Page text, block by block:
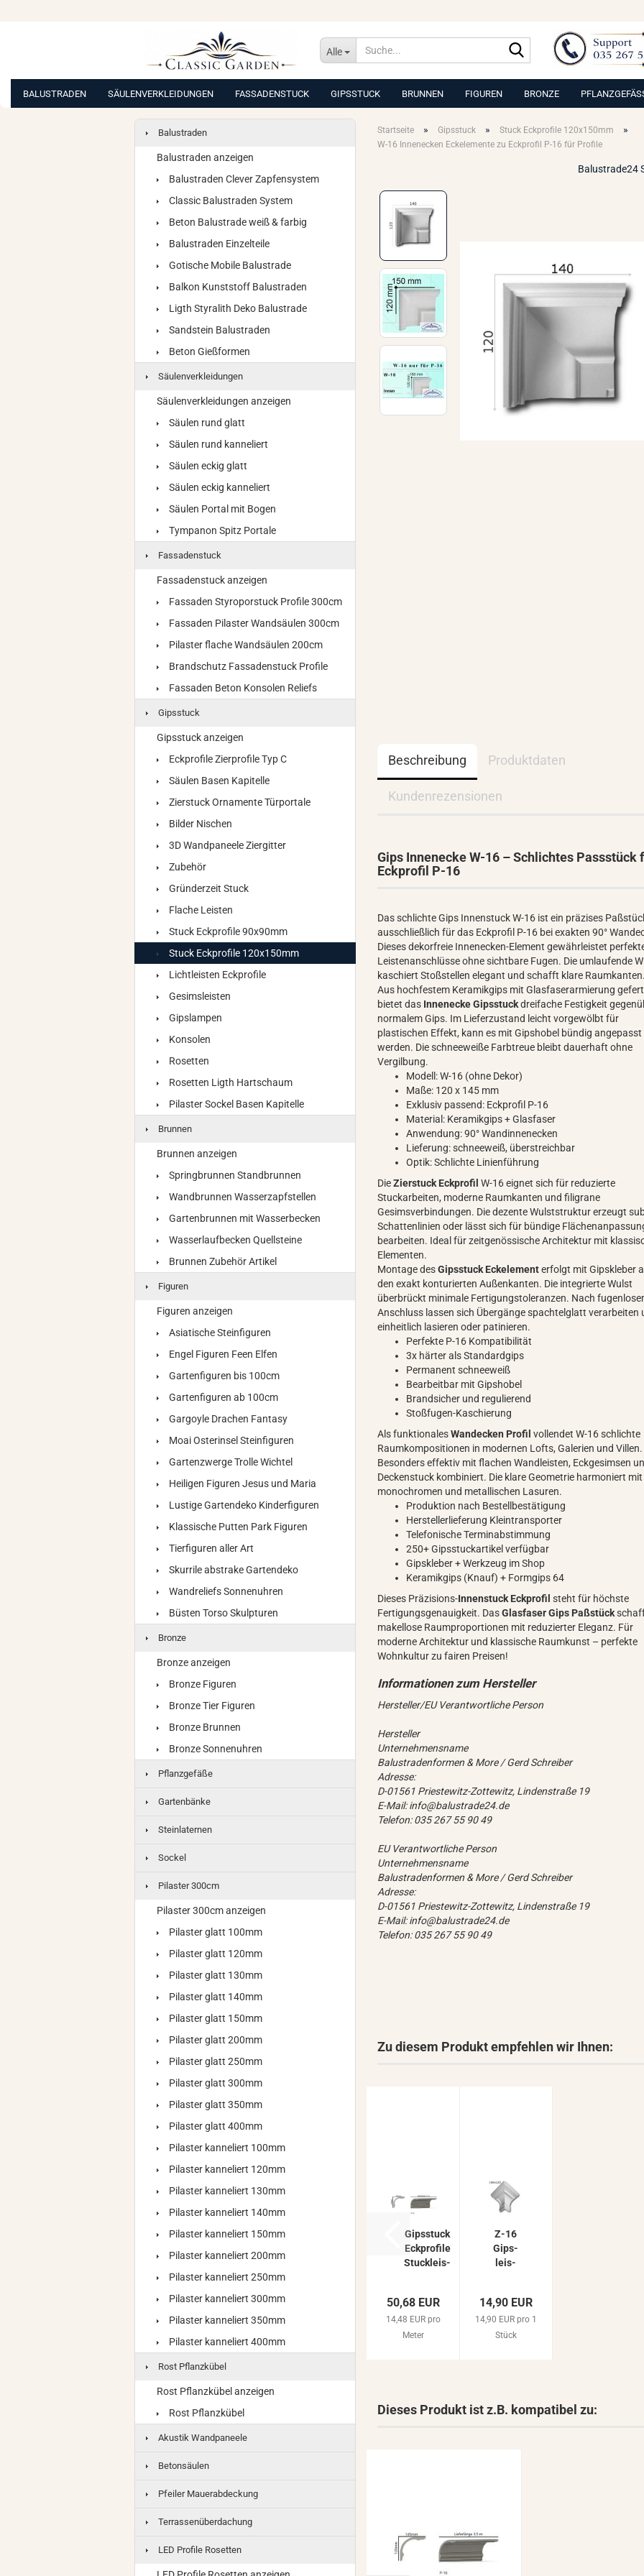
Alle
Suche...
BALUSTRADEN SÄULENVERKLEIDUNGEN FASSADENSTUCK GIPSSTUCK BRUNNEN FIGUREN BRONZE
Startseite » Gipsstuck » Stuck Eckprofile 120x150mm »
W-16 Innenecken Eckelemente zu Eckprofil P-16 für Profile
Balustrade24
Beschreibung Produktdaten
Kundenrezensionen
Gips Innenecke W-16 – Schlichtes Passstück
Eckprofil P-16
Das schlichte Gips Innenstuck W-16 ist ein präzises
ausschließlich für das Eckprofil P-16 bei exakten 90°
Dieses dekorfreie Innenecken-Element gewährleistet
Leistenanschlüsse ohne sichtbare Fugen. Die umlaufende
kaschiert Stoßstellen elegant und schafft klare
Aus hochfestem Keramikgips mit Glasfaserarmierung
bietet das Innenecke Gipsstuckdreifache Festigkeit
normalem Gips. Im Lieferzustand leicht vorgewölbt für
plastischen Effekt, kann es mit Gipshobel bündig angepasst
werden. Die schneeweiße Farbtreue bleibt dauerhaft ohne
Vergilbung.
Modell: W-16 (ohne Dekor)
Maße: 120 x 145 mm
Exklusiv passend: Eckprofil P-16
Material: Keramikgips + Glasfaser
Anwendung: 90° Wandinnenecken
Lieferung: schneeweiß, überstreichbar
Optik: Schlichte Linienführung
DieZierstuck Eckprofil W-16 eignet sich für reduzierte
Stuckarbeiten, moderne Raumkanten und filigrane
Gesimsverbindungen. Die dezente Wulststruktur erzeugt
Schattenlinien oder lässt sich für bündige
bearbeiten. Ideal für zeitgenössische Architektur mit
Elementen.
Montage desGipsstuck Eckelementerfolgt mit Gipskleber
den exakt konturierten Außenkanten. Die integrierte Wulst
überbrückt minimale Fertigungstoleranzen. Nach
Anschluss lassen sich Übergänge spachtelglatt verarbeiten
einheitlich lasieren oder patinieren.
Perfekte P-16 Kompatibilität
3x härter als Standardgips
Permanent schneeweiß
Bearbeitbar mit Gipshobel
Brandsicher und regulierend
Stoßfugen-Kaschierung
Als funktionalesWandecken Profil vollendet W-16 schlichte
Raumkompositionen in modernen Lofts, Galerien und Villen.
Besonders effektiv mit flachen Wandleisten, Eckgesimsen
Deckenstuck kombiniert. Die klare Geometrie harmoniert mit
monochromen und metallischen Lasuren.
Produktion nach Bestellbestätigung
Herstellerlieferung Kleintransporter
Telefonische Terminabstimmung
250+ Gipsstuckartikel verfügbar
Gipskleber + Werkzeug im Shop
Keramikgips (Knauf) + Formgips 64
Dieses Präzisions-Innenstuck Eckprofil steht für höchste
Fertigungsgenauigkeit. DasGlasfaser Gips Paßstück
makellose Raumproportionen mit reduzierter Eleganz. Für
moderne Architektur und klassische Raumkunst – perfekte
Wohnkultur zu fairen Preisen!
Hersteller/EU Verantwortliche Person
Hersteller
Unternehmensname
Balustradenformen & More / Gerd Schreiber
Adresse:
D-01561 Priestewitz-Zottewitz, Lindenstraße 19
E-Mail: info@balustrade24.de
Telefon: 035 267 55 90 49
EU Verantwortliche Person
Unternehmensname
Balustradenformen & More / Gerd Schreiber
Adresse:
D-01561 Priestewitz-Zottewitz, Lindenstraße 19
E-Mail: info@balustrade24.de
Telefon: 035 267 55 90 49
Zu diesem Produkt empfehlen wir Ihnen:
Gips­stuck
Eck­pro­fi­le
Stuck­leis­
In­nen­stuck
Decken-​​
Wand...
50,68 EUR
14,48 EUR pro
Meter
Z-16
Gips­
leis­
ßen­
ecken
Ele­
le P-
14,90 EUR
14,90 EUR pro 1
Stück
Dieses Produkt ist z.B. kompatibel zu:
Balustraden
Balustraden anzeigen
Balustraden Clever Zapfensystem
Classic Balustraden System
Beton Balustrade weiß & farbig
Balustraden Einzelteile
Gotische Mobile Balustrade
Balkon Kunststoff Balustraden
Ligth Styralith Deko Balustrade
Sandstein Balustraden
Beton Gießformen
Säulenverkleidungen
Säulenverkleidungen anzeigen
Säulen rund glatt
Säulen rund kanneliert
Säulen eckig glatt
Säulen eckig kanneliert
Säulen Portal mit Bogen
Tympanon Spitz Portale
Fassadenstuck
Fassadenstuck anzeigen
Fassaden Styroporstuck Profile 300cm
Fassaden Pilaster Wandsäulen 300cm
Pilaster flache Wandsäulen 200cm
Brandschutz Fassadenstuck Profile
Fassaden Beton Konsolen Reliefs
Gipsstuck
Gipsstuck anzeigen
Eckprofile Zierprofile Typ C
Säulen Basen Kapitelle
Zierstuck Ornamente Türportale
Bilder Nischen
3D Wandpaneele Ziergitter
Zubehör
Gründerzeit Stuck
Flache Leisten
Stuck Eckprofile 90x90mm
Stuck Eckprofile 120x150mm
Lichtleisten Eckprofile
Gesimsleisten
Gipslampen
Konsolen
Rosetten
Rosetten Ligth Hartschaum
Pilaster Sockel Basen Kapitelle
Brunnen
Brunnen anzeigen
Springbrunnen Standbrunnen
Wandbrunnen Wasserzapfstellen
Gartenbrunnen mit Wasserbecken
Wasserlaufbecken Quellsteine
Brunnen Zubehör Artikel
Figuren
Figuren anzeigen
Asiatische Steinfiguren
Engel Figuren Feen Elfen
Gartenfiguren bis 100cm
Gartenfiguren ab 100cm
Gargoyle Drachen Fantasy
Moai Osterinsel Steinfiguren
Gartenzwerge Trolle Wichtel
Heiligen Figuren Jesus und Maria
Lustige Gartendeko Kinderfiguren
Klassische Putten Park Figuren
Tierfiguren aller Art
Skurrile abstrake Gartendeko
Wandreliefs Sonnenuhren
Büsten Torso Skulpturen
Bronze
Bronze anzeigen
Bronze Figuren
Bronze Tier Figuren
Bronze Brunnen
Bronze Sonnenuhren
Pflanzgefäße
Gartenbänke
Steinlaternen
Sockel
Pilaster 300cm
Pilaster 300cm anzeigen
Pilaster glatt 100mm
Pilaster glatt 120mm
Pilaster glatt 130mm
Pilaster glatt 140mm
Pilaster glatt 150mm
Pilaster glatt 200mm
Pilaster glatt 250mm
Pilaster glatt 300mm
Pilaster glatt 350mm
Pilaster glatt 400mm
Pilaster kanneliert 100mm
Pilaster kanneliert 120mm
Pilaster kanneliert 130mm
Pilaster kanneliert 140mm
Pilaster kanneliert 150mm
Pilaster kanneliert 200mm
Pilaster kanneliert 250mm
Pilaster kanneliert 300mm
Pilaster kanneliert 350mm
Pilaster kanneliert 400mm
Rost Pflanzkübel
Rost Pflanzkübel anzeigen
Rost Pflanzkübel
Akustik Wandpaneele
Betonsäulen
Pfeiler Mauerabdeckung
Terrassenüberdachung
LED Profile Rosetten